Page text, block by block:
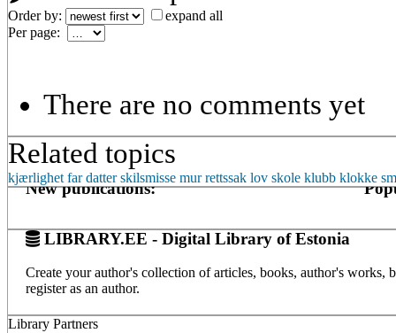
Order by:
expand all
Per page:
There are no comments yet
Related topics
kjærlighet far datter skilsmisse mur rettssak lov skole klubb klokke
New publications:
LIBRARY.EE - Digital Library of Estonia
Create your author's collection of articles, books, author's
register as an author.
Library Partners